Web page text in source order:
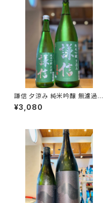
謙信 夕涼み 純米吟醸 無濾過生
1800ml１本（池田屋酒造・新潟
県糸魚川市新鉄）
¥3,080